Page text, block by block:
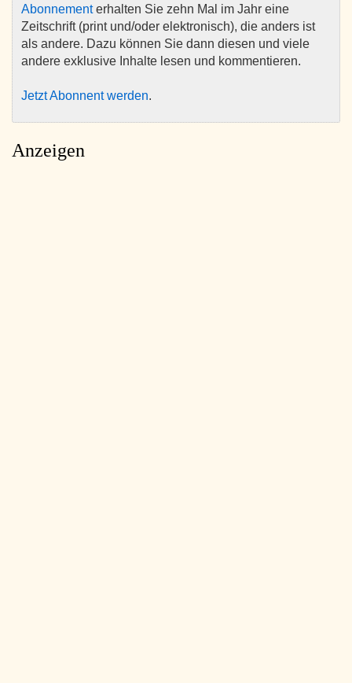
Abonnementerhalten Sie zehn Mal im Jahr eine
Zeitschrift (print und/oder elektronisch), die anders ist
als andere. Dazu können Sie dann diesen und viele
andere exklusive Inhalte lesen und kommentieren.
Jetzt Abonnent werden.
Anzeigen